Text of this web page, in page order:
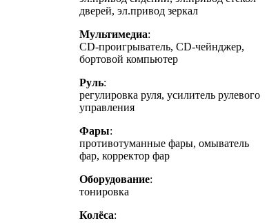
дверей, эл.привод зеркал
Мультимедиа:
CD-проигрыватель, CD-чейнджер,
бортовой компьютер
Руль:
регулировка руля, усилитель рулевого
управления
Фары:
противотуманные фары, омыватель
фар, корректор фар
Оборудование:
тонировка
Колёса: